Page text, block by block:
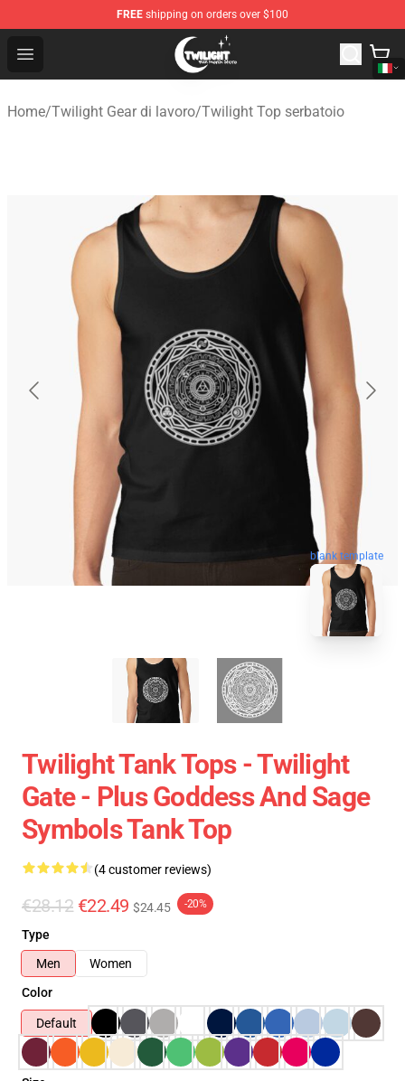
FREE shipping on orders over $100
Open menu
Twilight Store - Official Twilight Merchandise Shop
Home/Twilight Gear di lavoro/Twilight Top serbatoio
blank template
Twilight Tank Tops - Twilight
Gate - Plus Goddess And Sage
Symbols Tank Top
(4 customer reviews)
€28.12 €22.49 $24.45 -20%
Type
Men
Women
Color
Default